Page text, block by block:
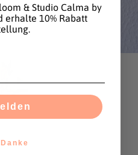
50 x 50 cm
& Studio Calma by
erhalte 10% Rabatt